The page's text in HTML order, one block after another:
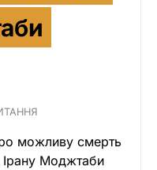
можливу смерть
Ірану Моджтаби